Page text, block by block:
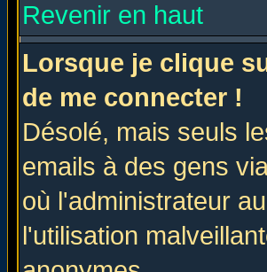
Revenir en haut
Lorsque je clique
de me connecter !
Désolé, mais seuls
emails à des gens
où l'administrateur
l'utilisation